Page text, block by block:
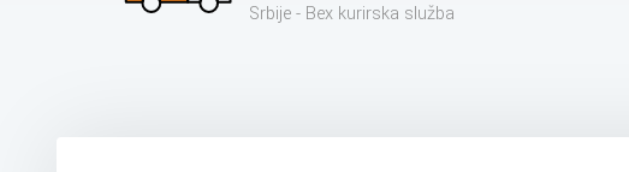
Srbije - Bex kurirska služba